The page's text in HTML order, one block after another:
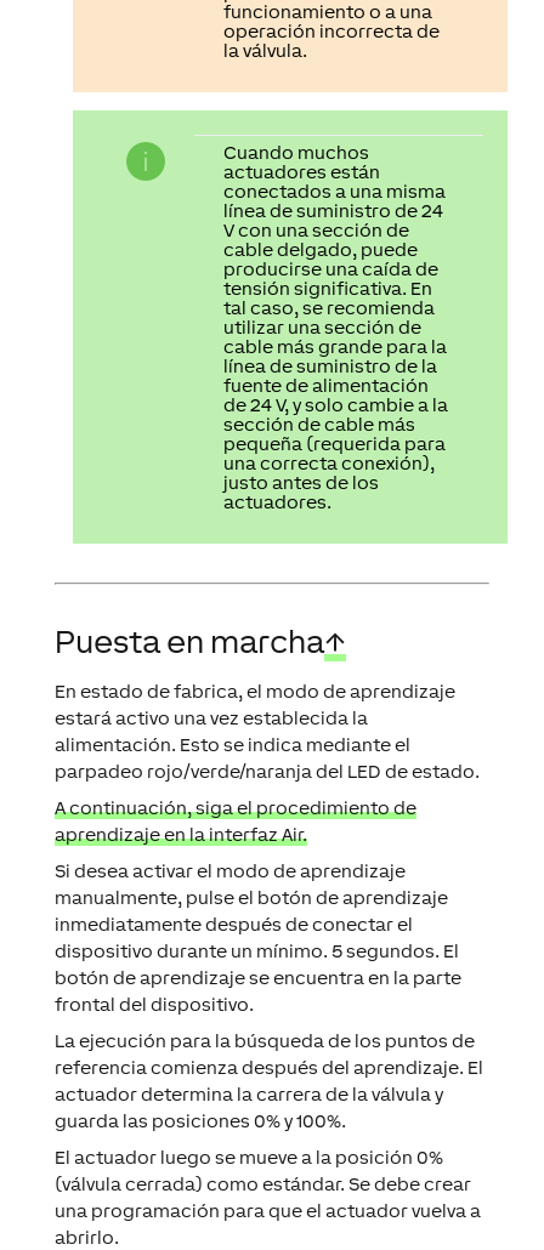
funcionamiento o a una
operación incorrecta de
la válvula.
Cuando muchos
actuadores están
conectados a una misma
línea de suministro de 24
V con una sección de
cable delgado, puede
producirse una caída de
tensión significativa. En
tal caso, se recomienda
utilizar una sección de
cable más grande para la
línea de suministro de la
fuente de alimentación
de 24 V, y solo cambie a la
sección de cable más
pequeña (requerida para
una correcta conexión),
justo antes de los
actuadores.
Puesta en marcha↑
En estado de fabrica, el modo de aprendizaje
estará activo una vez establecida la
alimentación. Esto se indica mediante el
parpadeo rojo/verde/naranja del LED de estado.
A continuación, siga el procedimiento de
aprendizaje en la interfaz Air.
Si desea activar el modo de aprendizaje
manualmente, pulse el botón de aprendizaje
inmediatamente después de conectar el
dispositivo durante un mínimo. 5 segundos. El
botón de aprendizaje se encuentra en la parte
frontal del dispositivo.
La ejecución para la búsqueda de los puntos de
referencia comienza después del aprendizaje. El
actuador determina la carrera de la válvula y
guarda las posiciones 0% y 100%.
El actuador luego se mueve a la posición 0%
(válvula cerrada) como estándar. Se debe crear
una programación para que el actuador vuelva a
abrirlo.